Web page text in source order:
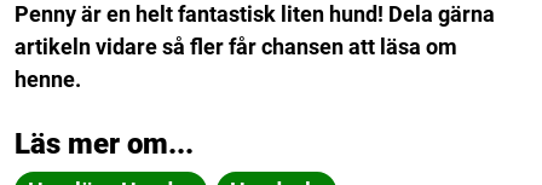
Penny är en helt fantastisk liten hund! Dela gärna
artikeln vidare så fler får chansen att läsa om
henne.
Läs mer om...